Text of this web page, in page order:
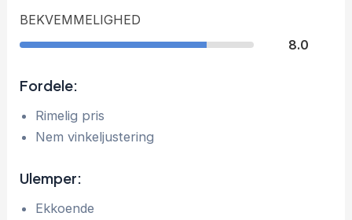
BEKVEMMELIGHED
8.0
Fordele:
Rimelig pris
Nem vinkeljustering
Ulemper:
Ekkoende